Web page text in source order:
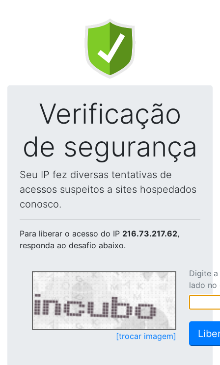
Verificação
de segurança
Seu IP fez diversas tentativas de
acessos suspeitos a sites hospedados
conosco.
Para liberar o acesso do IP 216.73.217.62,
responda ao desafio abaixo.
[trocar imagem]
Digite
lado no